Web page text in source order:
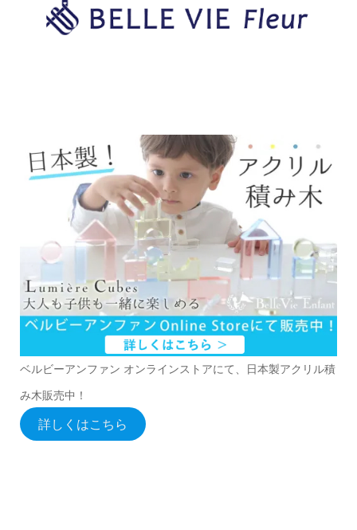
ベルビーアンファン オンラインストアにて、日本製アクリル積
み木販売中！
詳しくはこちら